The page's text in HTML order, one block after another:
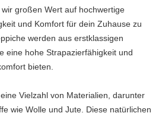
großen Wert auf hochwertige
und Komfort für dein Zuhause zu
werden aus erstklassigen
eine hohe Strapazierfähigkeit und
bieten.
Vielzahl von Materialien, darunter
wie Wolle und Jute. Diese natürlichen